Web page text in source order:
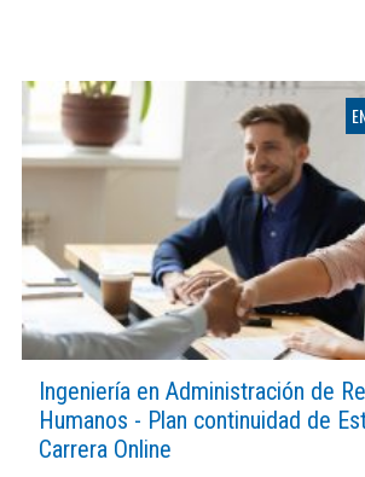
Ingeniería en Administración de
Humanos - Plan continuidad de
Carrera Online